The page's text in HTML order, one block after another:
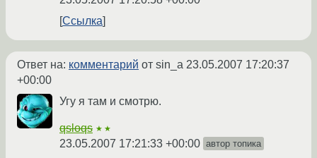
Ссылка
Ответ на: комментарий от sin_a 23.05.2007 17:20:37
+00:00
Угу я там и смотрю.
qsloqs ★★
23.05.2007 17:21:33 +00:00 автор топика